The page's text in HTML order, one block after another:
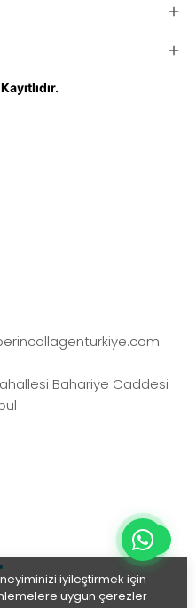
iyileştirmek için
uygun çerezler
Bahariye Caddesi